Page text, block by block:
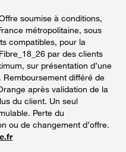
soumise à conditions,
métropolitaine, sous
compatibles, pour la
par des clients
sur présentation d’une
Remboursement différé de
après validation de la
du client. Un seul
Perte du
ou de changement d’offre.